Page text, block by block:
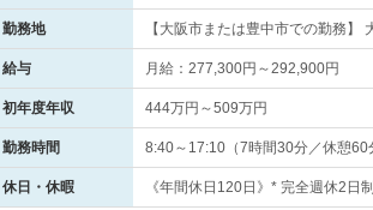
勤務地 【大阪市または豊中市での勤務
給与 月給：277,300円～292,900円
初年度年収 444万円～509万円
勤務時間 8:40～17:10（7時間30分／休憩
休日・休暇 《年間休日120日》* 完全週休2